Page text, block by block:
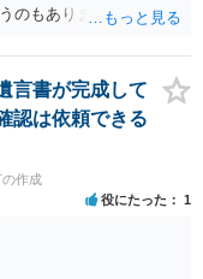
のもあります。
言書が完成して
認は依頼できる
作成
役にたった 1